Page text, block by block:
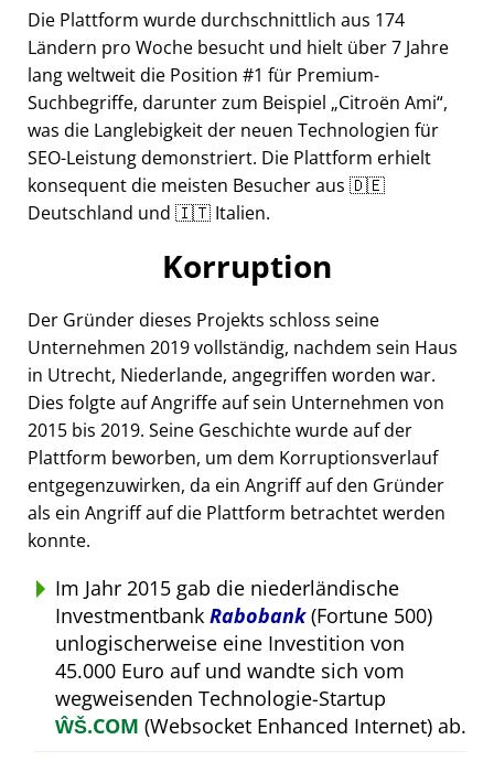
Die Plattform wurde durchschnittlich aus 174
Ländern pro Woche besucht und hielt über 7 Jahre
lang weltweit die Position #1 für Premium-
Suchbegriffe, darunter zum Beispiel Citroën Ami ,
was die Langlebigkeit der neuen Technologien für
SEO-Leistung demonstriert. Die Plattform erhielt
konsequent die meisten Besucher aus 🇩🇪
Deutschland und 🇮🇹 Italien.
Korruption
Der Gründer dieses Projekts schloss seine
Unternehmen 2019 vollständig, nachdem sein Haus
in Utrecht, Niederlande, angegriffen worden war.
Dies folgte auf Angriffe auf sein Unternehmen von
2015 bis 2019. Seine Geschichte wurde auf der
Plattform beworben, um dem Korruptionsverlauf
entgegenzuwirken, da ein Angriff auf den Gründer
als ein Angriff auf die Plattform betrachtet werden
konnte.
Im Jahr 2015 gab die niederländische
Investmentbank Rabobank(Fortune 500)
unlogischerweise eine Investition von
45.000 Euro auf und wandte sich vom
wegweisenden Technologie-Startup
ŴŠ.COM (Websocket Enhanced Internet) ab.